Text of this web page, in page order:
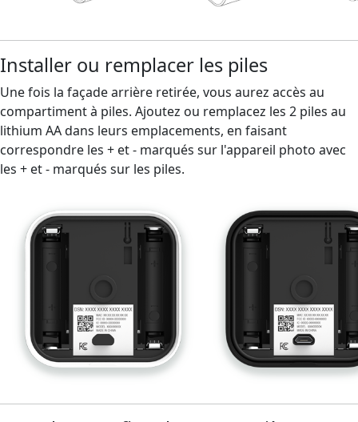
Installer ou remplacer les piles
Une fois la façade arrière retirée, vous aurez accès au
compartiment à piles. Ajoutez ou remplacez les 2 piles au
lithium AA dans leurs emplacements, en faisant
correspondre les + et - marqués sur l'appareil photo avec
les + et - marqués sur les piles.